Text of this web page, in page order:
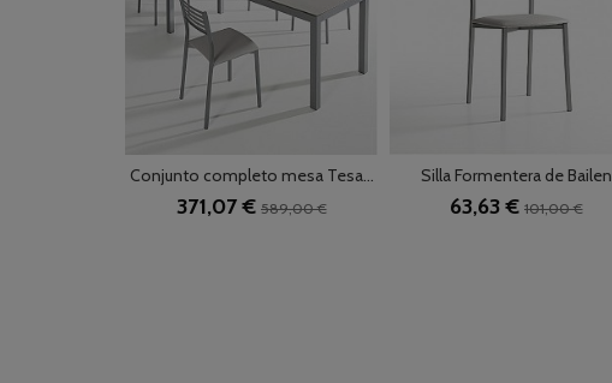
Conjunto completo mesa Tesa...
371,07 € 589,00 €
Silla Formentera de Bailen
63,63 € 101,00 €